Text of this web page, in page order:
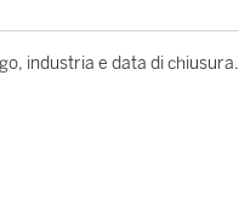
industria e data di chiusura.